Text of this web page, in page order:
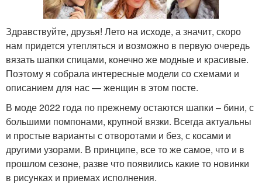
Здравствуйте, друзья! Лето на исходе, а значит, скоро
нам придется утепляться и возможно в первую очередь
вязать шапки спицами, конечно же модные и красивые.
Поэтому я собрала интересные модели со схемами и
описанием для нас — женщин в этом посте.
В моде 2022 года по прежнему остаются шапки – бини, с
большими помпонами, крупной вязки. Всегда актуальны
и простые варианты с отворотами и без, с косами и
другими узорами. В принципе, все то же самое, что и в
прошлом сезоне, разве что появились какие то новинки
в рисунках и приемах исполнения.